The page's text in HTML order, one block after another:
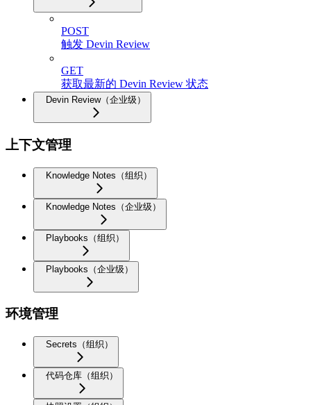
POST
触发 Devin Review
GET
获取最新的 Devin Review 状态
Devin Review（企业级）
上下文管理
Knowledge Notes（组织）
Knowledge Notes（企业级）
Playbooks（组织）
Playbooks（企业级）
环境管理
Secrets（组织）
代码仓库（组织）